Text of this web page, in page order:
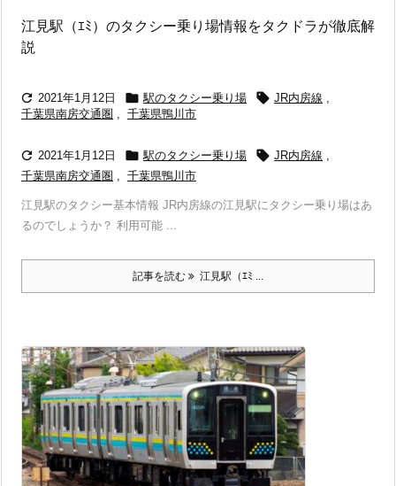
江見駅（ｴﾐ）のタクシー乗り場情報をタクドラが徹底解
説
 2021年1月12日  駅のタクシー乗り場  JR内房線 ,
千葉県南房交通圏 , 千葉県鴨川市
 2021年1月12日  駅のタクシー乗り場  JR内房線 ,
千葉県南房交通圏 , 千葉県鴨川市
江見駅のタクシー基本情報 JR内房線の江見駅にタクシー乗り場はあ
るのでしょうか？ 利用可能 ...
記事を読む 江見駅（ｴﾐ ...